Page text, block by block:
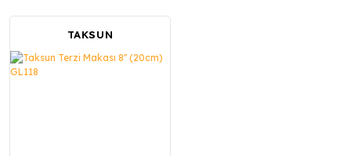
TAKSUN